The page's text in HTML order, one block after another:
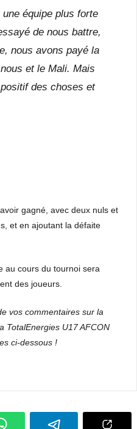
équipe plus forte
de nous battre,
nous avons payé la
et le Mali. Mais
des choses et
gagné, avec deux nuls et
et en ajoutant la défaite
au cours du tournoi sera
des joueurs.
vos commentaires sur la
TotalEnergies U17 AFCON
ci-dessous !